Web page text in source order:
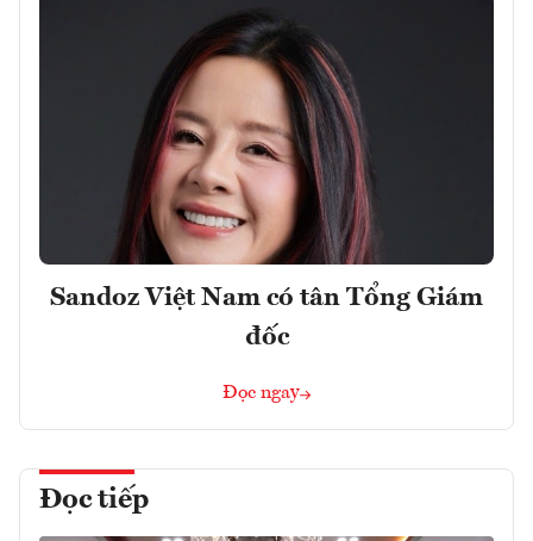
Sandoz Việt Nam có tân Tổng Giám
đốc
Đọc ngay
Đọc tiếp